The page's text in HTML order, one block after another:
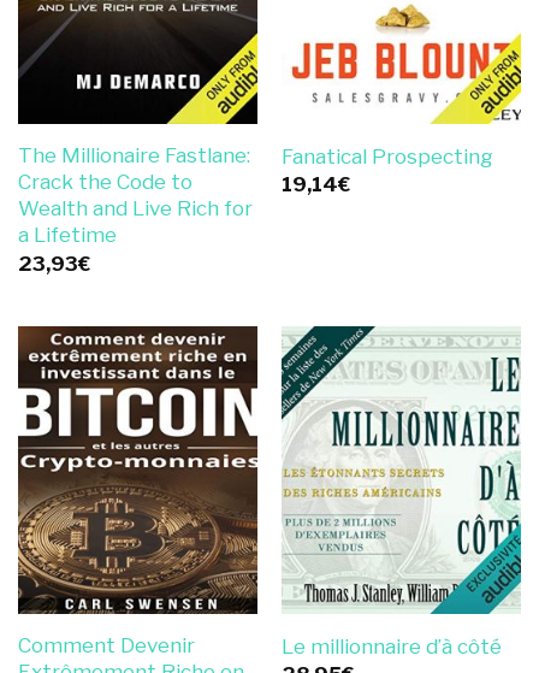
The Millionaire Fastlane:
Crack the Code to
Wealth and Live Rich for
a Lifetime
23,93€
Fanatical Prospecting
19,14€
Comment Devenir
Le millionnaire d’à côté